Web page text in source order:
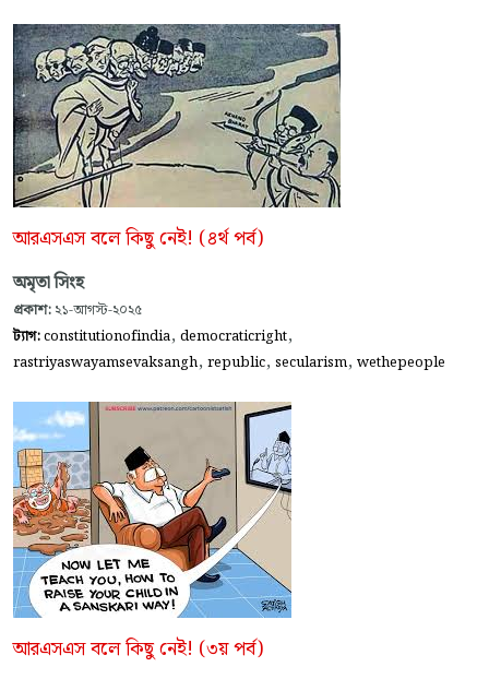
আরএসএস বলে কিছু নেই! (৪র্থ পর্ব)
অমৃতা সিংহ
প্রকাশ: ২১-আগস্ট-২০২৫
ট্যাগ:constitutionofindia, democraticright,
rastriyaswayamsevaksangh, republic, secularism, wethepeople
আরএসএস বলে কিছু নেই! (৩য় পর্ব)